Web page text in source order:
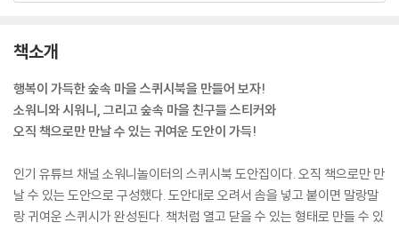
책소개
행복이 가득한 숲속 마을 스퀴시북을 만들어 보자!
소워니와 시워니, 그리고 숲속 마을 친구들 스티커와
오직 책으로만 만날 수 있는 귀여운 도안이 가득!
인기 유튜브 채널 소워니놀이터의 스퀴시북 도안집이다. 오직 책으로만 만
날 수 있는 도안으로 구성했다. 도안대로 오려서 솜을 넣고 붙이면 말랑말
랑 귀여운 스퀴시가 완성된다. 책처럼 열고 닫을 수 있는 형태로 만들 수 있